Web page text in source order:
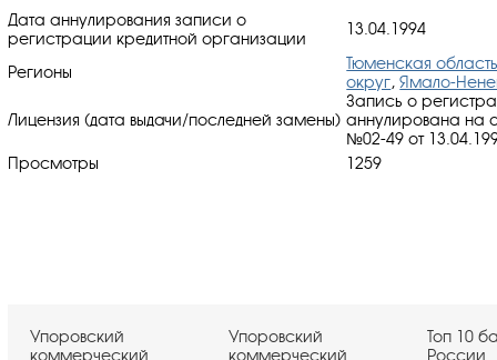
Дата аннулирования записи о
регистрации кредитной организации
13.04.1994
Регионы
Тюменская
округ,Ямало-
Лицензия (дата выдачи/последней замены)
Запись о
аннулирована на
№02-49 от
Просмотры
1259
Упоровский
коммерческий
Упоровский
коммерческий
Топ 10
России